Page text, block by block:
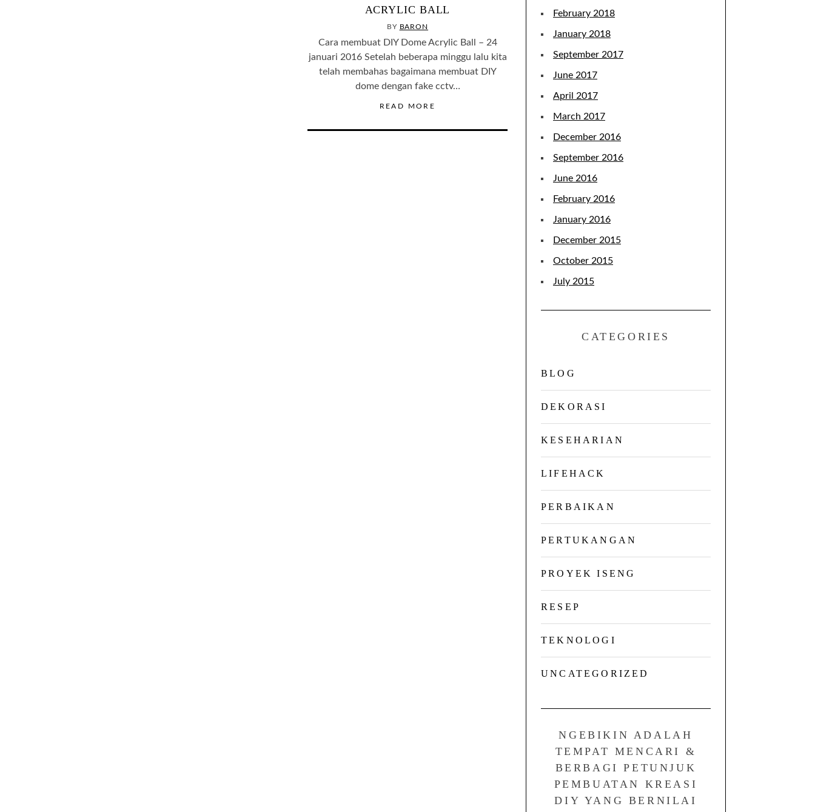
ACRYLIC BALL
BY BARON
Cara membuat DIY Dome Acrylic Ball – 24
januari 2016 Setelah beberapa minggu lalu kita
telah membahas bagaimana membuat DIY
dome dengan fake cctv…
READ MORE
February 2018
January 2018
September 2017
June 2017
April 2017
March 2017
December 2016
September 2016
June 2016
February 2016
January 2016
December 2015
October 2015
July 2015
CATEGORIES
BLOG
DEKORASI
KESEHARIAN
LIFEHACK
PERBAIKAN
PERTUKANGAN
PROYEK ISENG
RESEP
TEKNOLOGI
UNCATEGORIZED
NGEBIKIN ADALAH
TEMPAT MENCARI &
BERBAGI PETUNJUK
PEMBUATAN KREASI
DIY YANG BERNILAI